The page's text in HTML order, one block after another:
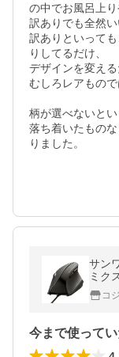
の中でお風呂上り
訳ありでも全然
訳ありといって
りしてるだけ、
デザインを変える
むしろレアもの
柄が選べないと
落ち着いたもの
りました。
サン
ミク
コ